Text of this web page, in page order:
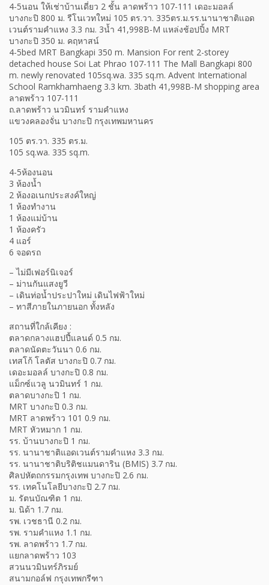
4-5นอน ให้เช่าบ้านเดี่ยว 2 ชั้น ลาดพร้าว 107-111 เดอะมอลล์
บางกะปิ 800 ม. รีโนเวทใหม่ 105 ตร.วา. 335ตร.ม.รร.นานาชาติแอด
เวนต์รามคำแหง 3.3 กม. 3น้ำ 41,998B-M แหล่งช้อปปิ้ง MRT
บางกะปิ 350 ม. คฤหาสน์
4-5bed MRT Bangkapi 350 m. Mansion For rent 2-storey
detached house Soi Lat Phrao 107-111 The Mall Bangkapi 800
m. newly renovated 105sq.wa. 335 sq.m. Advent International
School Ramkhamhaeng 3.3 km. 3bath 41,998B-M shopping area
ลาดพร้าว 107-111
ถ.ลาดพร้าว นวมินทร์ รามคำแหง
แขวงคลองจั่น บางกะปิ กรุงเทพมหานคร
105 ตร.วา. 335 ตร.ม.
105 sq.wa. 335 sq.m.
4-5ห้องนอน
3 ห้องน้ำ
2 ห้องอเนกประสงค์ใหญ่
1 ห้องทำงาน
1 ห้องแม่บ้าน
1 ห้องครัว
4 แอร์
6 จอดรถ
– ไม่มีเฟอร์นิเจอร์
– ม่านกันแสงยูวี
– เดินท่อน้ำประปาใหม่ เดินไฟฟ้าใหม่
– ทาสีภายในภายนอก ทั้งหลัง
สถานที่ใกล้เคียง :
ตลาดกลางแฮปปี้แลนด์ 0.5 กม.
ตลาดนัดตะวันนา 0.6 กม.
เทสโก้ โลตัส บางกะปิ 0.7 กม.
เดอะมอลล์ บางกะปิ 0.8 กม.
แม็กซ์แวลู นวมินทร์ 1 กม.
ตลาดบางกะปิ 1 กม.
MRT บางกะปิ 0.3 กม.
MRT ลาดพร้าว 101 0.9 กม.
MRT หัวหมาก 1 กม.
รร. บ้านบางกะปิ 1 กม.
รร. นานาชาติแอดเวนต์รามคำแหง 3.3 กม.
รร. นานาชาติบริติชแมนดาริน (BMIS) 3.7 กม.
ศิลปหัตถกรรมกรุงเทพ บางกะปิ 2.6 กม.
รร. เทคโนโลยีบางกะปิ 2.7 กม.
ม. รัตนบัณฑิต 1 กม.
ม. นิด้า 1.7 กม.
รพ. เวชธานี 0.2 กม.
รพ. รามคำแหง 1.1 กม.
รพ. ลาดพร้าว 1.7 กม.
แยกลาดพร้าว 103
สวนนวมินทร์ภิรมย์
สนามกอล์ฟ กรุงเทพกรีฑา